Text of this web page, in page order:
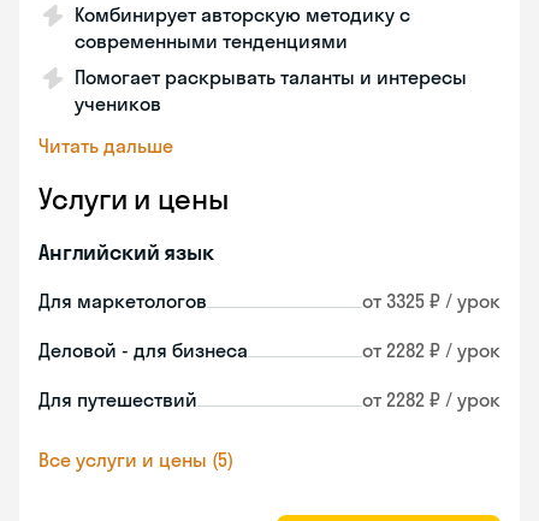
Комбинирует авторскую методику с
современными тенденциями
Помогает раскрывать таланты и интересы
учеников
Читать дальше
Услуги и цены
Английский язык
Для маркетологов от 3325 ₽ / урок
Деловой - для бизнеса от 2282 ₽ / урок
Для путешествий от 2282 ₽ / урок
Все услуги и цены (5)